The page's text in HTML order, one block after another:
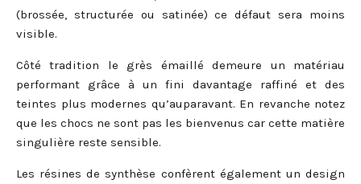
(brossée, structurée ou satinée) ce défaut sera moins
visible.
Côté tradition le grès émaillé demeure un matériau
performant grâce à un fini davantage raffiné et des
teintes plus modernes qu’auparavant. En revanche notez
que les chocs ne sont pas les bienvenus car cette matière
singulière reste sensible.
Les résines de synthèse confèrent également un design